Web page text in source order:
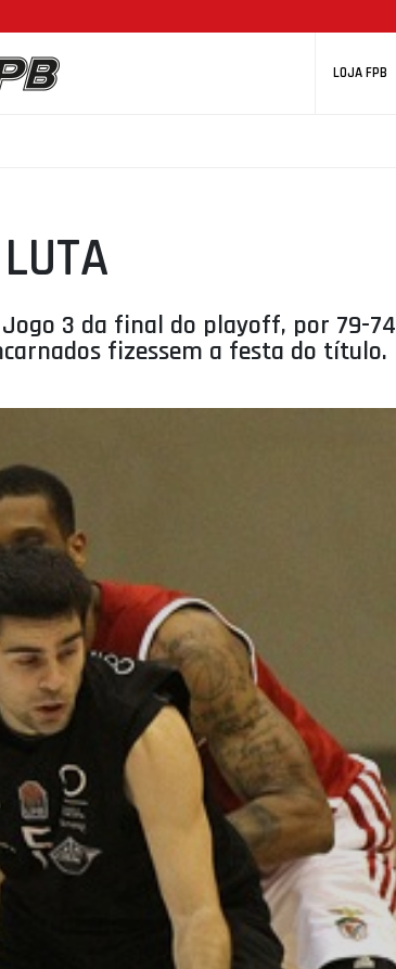
LOJA FPB
Jogo 3 da final do playoff, por 79-74
fizessem a festa do título.